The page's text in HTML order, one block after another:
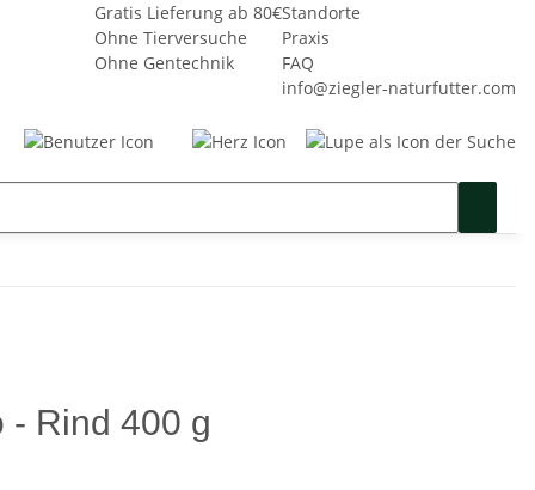
Gratis Lieferung ab 80€
Ohne Tierversuche
Ohne Gentechnik
Standorte
Praxis
FAQ
info@ziegler-naturfutter.com
Seminare Gutschein SALE %
- Rind 400 g